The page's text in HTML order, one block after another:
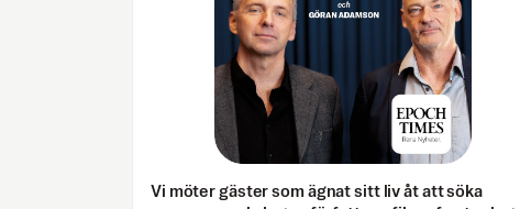
Vi möter gäster som ägnat sitt liv åt att söka